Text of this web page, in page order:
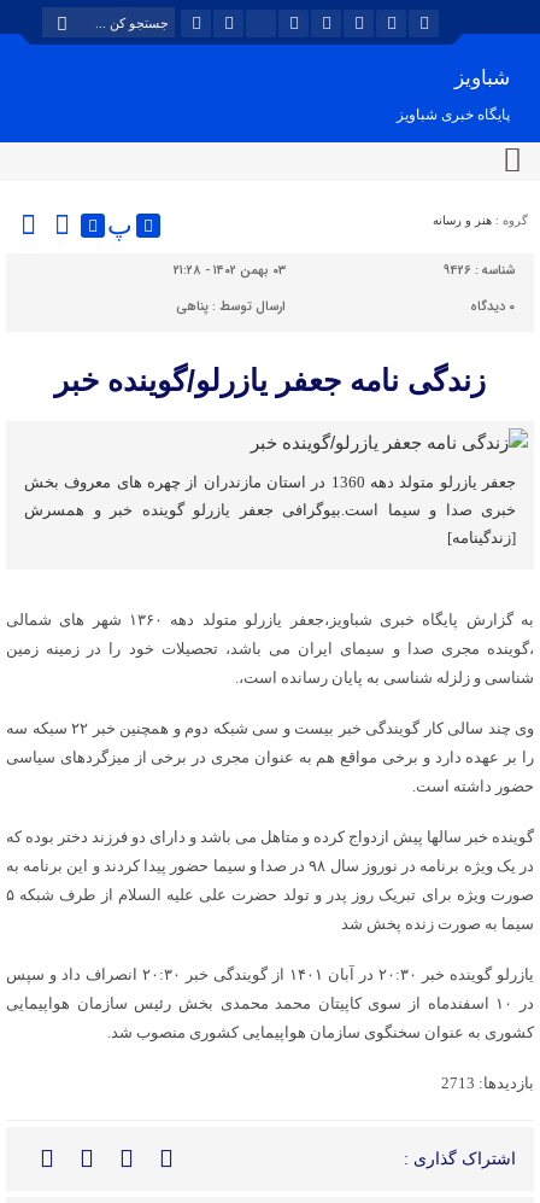
شباویز
پایگاه خبری شباویز
گروه : هنر و رسانه پ
شناسه : 9426
۰۳ بهمن ۱۴۰۲ - ۲۱:۲۸
۰ دیدگاه ارسال توسط :پناهی
زندگی نامه جعفر یازرلو/گوینده خبر
جعفر یازرلو متولد دهه 1360 در استان مازندران از چهره های معروف بخش
خبری صدا و سیما است.بیوگرافی جعفر یازرلو گوینده خبر و همسرش
[زندگینامه]
به گزارش پایگاه خبری شباویز،جعفر یازرلو متولد دهه ۱۳۶۰ شهر های شمالی
،گوینده مجری صدا و سیمای ایران می باشد، تحصیلات خود را در زمینه زمین
شناسی و زلزله شناسی به پایان رسانده است،.
وی چند سالی کار گویندگی خبر بیست و سی شبکه دوم و همچنین خبر ۲۲ سبکه سه
را بر عهده دارد و برخی مواقع هم به عنوان مجری در برخی از میزگردهای سیاسی
حضور داشته است.
گوینده خبر سالها پیش ازدواج کرده و متاهل می باشد و دارای دو فرزند دختر بوده که
در یک ویژه برنامه در نوروز سال ۹۸ در صدا و سیما حضور پیدا کردند و این برنامه به
صورت ویژه برای تبریک روز پدر و تولد حضرت علی علیه السلام از طرف شبکه ۵
سیما به صورت زنده پخش شد
یازرلو گوینده خبر ۲۰:۳۰ در آبان ۱۴۰۱ از گویندگی خبر ۲۰:۳۰ انصراف داد و سپس
در ۱۰ اسفندماه از سوی کاپیتان محمد محمدی بخش رئیس سازمان هواپیمایی
کشوری به عنوان سخنگوی سازمان هواپیمایی کشوری منصوب شد.
بازدیدها: 2713
اشتراک گذاری :